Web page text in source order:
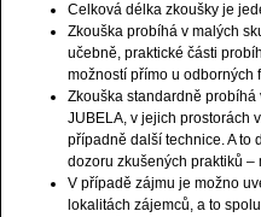
Celková délka zkoušky je
Zkouška probíhá v malých
učebně, praktické části
možností přímo u odborných
Zkouška standardně
JUBELA, v jejich prostorách
případně další technice. A to
dozoru zkušených praktiků –
V případě zájmu je možno
lokalitách zájemců, a to